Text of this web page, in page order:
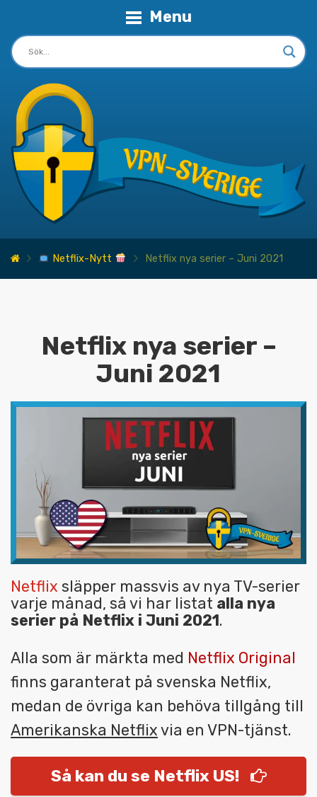
Menu
Netflix-Nytt Netflix nya serier – Juni 2021
Netflix nya serier –
Juni 2021
Netflix släpper massvis av nya TV-serier
varje månad, så vi har listat alla nya
serier på Netflix i Juni 2021.
Alla som är märkta med Netflix Original
finns garanterat på svenska Netflix,
medan de övriga kan behöva tillgång till
Amerikanska Netflix via en VPN-tjänst.
Så kan du se Netflix US!